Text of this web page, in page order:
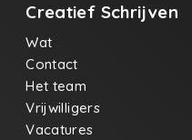
Creatief Schrijven
Wat
Contact
Het team
Vrijwilligers
Vacatures